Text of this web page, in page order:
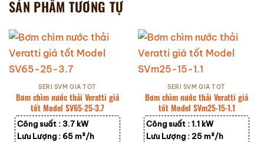
SẢN PHẨM TƯƠNG TỰ
SERI SVM GIÁ TỐT
Bơm chìm nước thải Veratti giá
tốt Model SV65-25-3.7
Công suất : 3.7 kW
Lưu Lượng : 65 m³/h
SERI SVM GIÁ TỐT
Bơm chìm nước thải Veratti giá
tốt Model SVm25-15-1.1
Công suất :1.1 kW
Lưu Lượng : 25 m³/h